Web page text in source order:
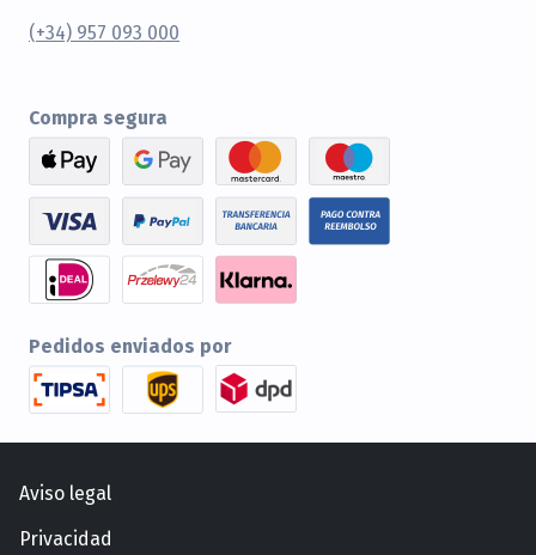
(+34) 957 093 000
Compra segura
Pedidos enviados por
Aviso legal
Privacidad